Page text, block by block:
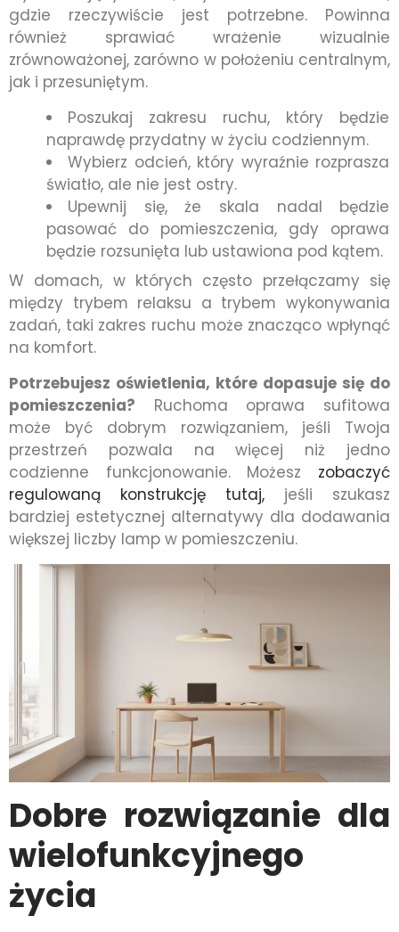
gdzie rzeczywiście jest potrzebne. Powinna
również sprawiać wrażenie wizualnie
zrównoważonej, zarówno w położeniu centralnym,
jak i przesuniętym.
Poszukaj zakresu ruchu, który będzie
naprawdę przydatny w życiu codziennym.
Wybierz odcień, który wyraźnie rozprasza
światło, ale nie jest ostry.
Upewnij się, że skala nadal będzie
pasować do pomieszczenia, gdy oprawa
będzie rozsunięta lub ustawiona pod kątem.
W domach, w których często przełączamy się
między trybem relaksu a trybem wykonywania
zadań, taki zakres ruchu może znacząco wpłynąć
na komfort.
Potrzebujesz oświetlenia, które dopasuje się do
pomieszczenia? Ruchoma oprawa sufitowa
może być dobrym rozwiązaniem, jeśli Twoja
przestrzeń pozwala na więcej niż jedno
codzienne funkcjonowanie. Możesz zobaczyć
regulowaną konstrukcję tutaj, jeśli szukasz
bardziej estetycznej alternatywy dla dodawania
większej liczby lamp w pomieszczeniu.
Dobre rozwiązanie dla
wielofunkcyjnego
życia